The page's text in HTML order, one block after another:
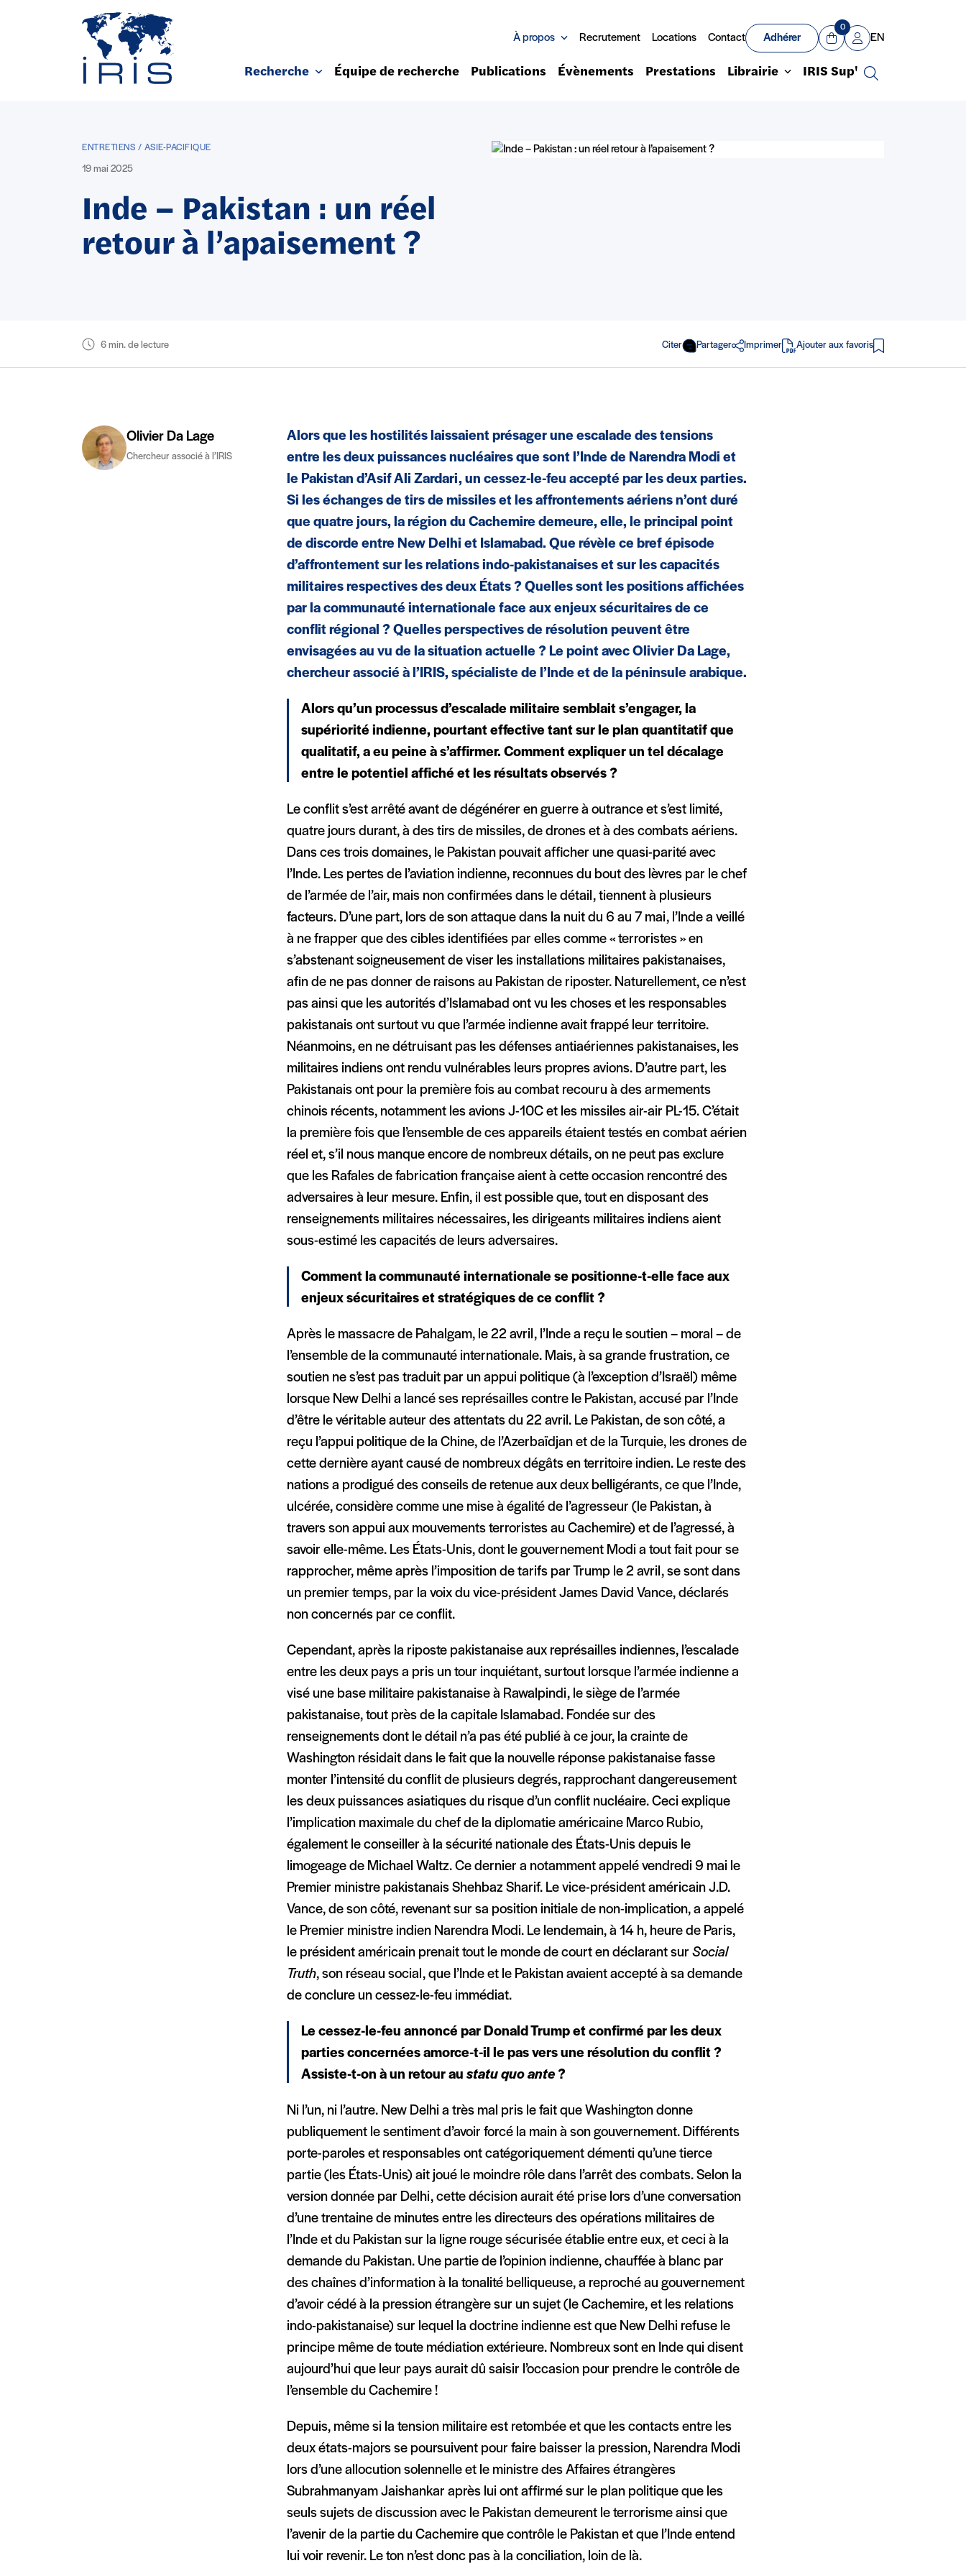
À propos Recrutement Locations Contact Adhérer
Panier
0
Mon compte
EN
Recherche Équipe de recherche Publications Évènements Prestations Librairie IRIS Sup'
Recherche
ENTRETIENS / ASIE-PACIFIQUE
19 mai 2025
Inde – Pakistan : un réel
retour à l’apaisement ?
6 min. de lecture Citer Partager Imprimer
en PDF
Ajouter aux favoris
Olivier Da Lage
Chercheur associé à l’IRIS
Alors que les hostilités laissaient présager une escalade des tensions
entre les deux puissances nucléaires que sont l’Inde de Narendra Modi et
le Pakistan d’Asif Ali Zardari, un cessez-le-feu accepté par les deux parties.
Si les échanges de tirs de missiles et les affrontements aériens n’ont duré
que quatre jours, la région du Cachemire demeure, elle, le principal point
de discorde entre New Delhi et Islamabad. Que révèle ce bref épisode
d’affrontement sur les relations indo-pakistanaises et sur les capacités
militaires respectives des deux États ? Quelles sont les positions affichées
par la communauté internationale face aux enjeux sécuritaires de ce
conflit régional ? Quelles perspectives de résolution peuvent être
envisagées au vu de la situation actuelle ? Le point avec Olivier Da Lage,
chercheur associé à l’IRIS, spécialiste de l’Inde et de la péninsule arabique.
Alors qu’un processus d’escalade militaire semblait s’engager, la
supériorité indienne, pourtant effective tant sur le plan quantitatif que
qualitatif, a eu peine à s’affirmer. Comment expliquer un tel décalage
entre le potentiel affiché et les résultats observés ?
Le conflit s’est arrêté avant de dégénérer en guerre à outrance et s’est limité,
quatre jours durant, à des tirs de missiles, de drones et à des combats aériens.
Dans ces trois domaines, le Pakistan pouvait afficher une quasi-parité avec
l’Inde. Les pertes de l’aviation indienne, reconnues du bout des lèvres par le chef
de l’armée de l’air, mais non confirmées dans le détail, tiennent à plusieurs
facteurs. D’une part, lors de son attaque dans la nuit du 6 au 7 mai, l’Inde a veillé
à ne frapper que des cibles identifiées par elles comme « terroristes » en
s’abstenant soigneusement de viser les installations militaires pakistanaises,
afin de ne pas donner de raisons au Pakistan de riposter. Naturellement, ce n’est
pas ainsi que les autorités d’Islamabad ont vu les choses et les responsables
pakistanais ont surtout vu que l’armée indienne avait frappé leur territoire.
Néanmoins, en ne détruisant pas les défenses antiaériennes pakistanaises, les
militaires indiens ont rendu vulnérables leurs propres avions. D’autre part, les
Pakistanais ont pour la première fois au combat recouru à des armements
chinois récents, notamment les avions J-10C et les missiles air-air PL-15. C’était
la première fois que l’ensemble de ces appareils étaient testés en combat aérien
réel et, s’il nous manque encore de nombreux détails, on ne peut pas exclure
que les Rafales de fabrication française aient à cette occasion rencontré des
adversaires à leur mesure. Enfin, il est possible que, tout en disposant des
renseignements militaires nécessaires, les dirigeants militaires indiens aient
sous-estimé les capacités de leurs adversaires.
Comment la communauté internationale se positionne-t-elle face aux
enjeux sécuritaires et stratégiques de ce conflit ?
Après le massacre de Pahalgam, le 22 avril, l’Inde a reçu le soutien – moral – de
l’ensemble de la communauté internationale. Mais, à sa grande frustration, ce
soutien ne s’est pas traduit par un appui politique (à l’exception d’Israël) même
lorsque New Delhi a lancé ses représailles contre le Pakistan, accusé par l’Inde
d’être le véritable auteur des attentats du 22 avril. Le Pakistan, de son côté, a
reçu l’appui politique de la Chine, de l’Azerbaïdjan et de la Turquie, les drones de
cette dernière ayant causé de nombreux dégâts en territoire indien. Le reste des
nations a prodigué des conseils de retenue aux deux belligérants, ce que l’Inde,
ulcérée, considère comme une mise à égalité de l’agresseur (le Pakistan, à
travers son appui aux mouvements terroristes au Cachemire) et de l’agressé, à
savoir elle-même. Les États-Unis, dont le gouvernement Modi a tout fait pour se
rapprocher, même après l’imposition de tarifs par Trump le 2 avril, se sont dans
un premier temps, par la voix du vice-président James David Vance, déclarés
non concernés par ce conflit.
Cependant, après la riposte pakistanaise aux représailles indiennes, l’escalade
entre les deux pays a pris un tour inquiétant, surtout lorsque l’armée indienne a
visé une base militaire pakistanaise à Rawalpindi, le siège de l’armée
pakistanaise, tout près de la capitale Islamabad. Fondée sur des
renseignements dont le détail n’a pas été publié à ce jour, la crainte de
Washington résidait dans le fait que la nouvelle réponse pakistanaise fasse
monter l’intensité du conflit de plusieurs degrés, rapprochant dangereusement
les deux puissances asiatiques du risque d’un conflit nucléaire. Ceci explique
l’implication maximale du chef de la diplomatie américaine Marco Rubio,
également le conseiller à la sécurité nationale des États-Unis depuis le
limogeage de Michael Waltz. Ce dernier a notamment appelé vendredi 9 mai le
Premier ministre pakistanais Shehbaz Sharif. Le vice-président américain J.D.
Vance, de son côté, revenant sur sa position initiale de non-implication, a appelé
le Premier ministre indien Narendra Modi. Le lendemain, à 14 h, heure de Paris,
le président américain prenait tout le monde de court en déclarant sur Social
Truth, son réseau social, que l’Inde et le Pakistan avaient accepté à sa demande
de conclure un cessez-le-feu immédiat.
Le cessez-le-feu annoncé par Donald Trump et confirmé par les deux
parties concernées amorce-t-il le pas vers une résolution du conflit ?
Assiste-t-on à un retour austatu quo ante ?
Ni l’un, ni l’autre. New Delhi a très mal pris le fait que Washington donne
publiquement le sentiment d’avoir forcé la main à son gouvernement. Différents
porte-paroles et responsables ont catégoriquement démenti qu’une tierce
partie (les États-Unis) ait joué le moindre rôle dans l’arrêt des combats. Selon la
version donnée par Delhi, cette décision aurait été prise lors d’une conversation
d’une trentaine de minutes entre les directeurs des opérations militaires de
l’Inde et du Pakistan sur la ligne rouge sécurisée établie entre eux, et ceci à la
demande du Pakistan. Une partie de l’opinion indienne, chauffée à blanc par
des chaînes d’information à la tonalité belliqueuse, a reproché au gouvernement
d’avoir cédé à la pression étrangère sur un sujet (le Cachemire, et les relations
indo-pakistanaise) sur lequel la doctrine indienne est que New Delhi refuse le
principe même de toute médiation extérieure. Nombreux sont en Inde qui disent
aujourd’hui que leur pays aurait dû saisir l’occasion pour prendre le contrôle de
l’ensemble du Cachemire !
Depuis, même si la tension militaire est retombée et que les contacts entre les
deux états-majors se poursuivent pour faire baisser la pression, Narendra Modi
lors d’une allocution solennelle et le ministre des Affaires étrangères
Subrahmanyam Jaishankar après lui ont affirmé sur le plan politique que les
seuls sujets de discussion avec le Pakistan demeurent le terrorisme ainsi que
l’avenir de la partie du Cachemire que contrôle le Pakistan et que l’Inde entend
lui voir revenir. Le ton n’est donc pas à la conciliation, loin de là.